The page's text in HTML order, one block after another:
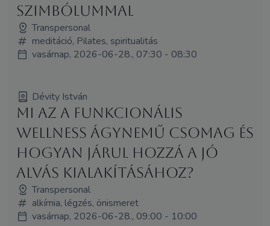
SZIMBÓLUMMAL
Transpersonal
meditáció, Pilates, spiritualitás
vasárnap, 2026-06-28., 07:30 - 08:30
Dévity István
Mi az a funkcionális
wellness ágynemű csomag és
hogyan járul hozzá a jó
alvás kialakításához?
Transpersonal
alkímia, légzés, önismeret
vasárnap, 2026-06-28., 09:00 - 10:00